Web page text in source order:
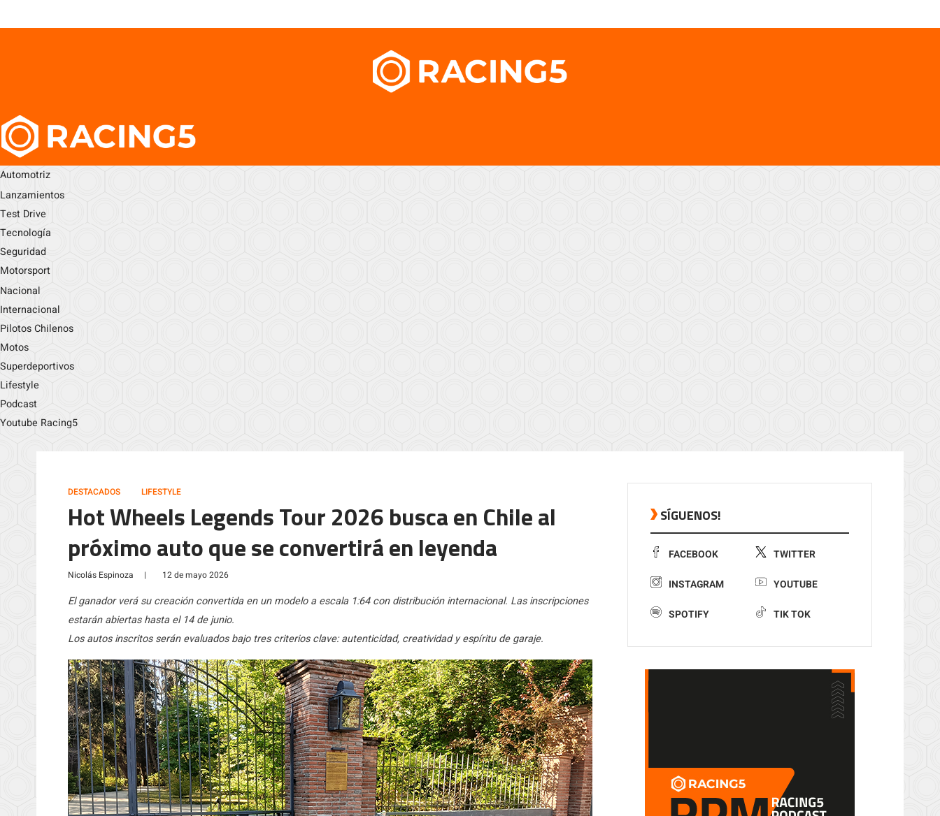
Automotriz
Lanzamientos
Test Drive
Tecnología
Seguridad
Motorsport
Nacional
Internacional
Pilotos Chilenos
Motos
Superdeportivos
Lifestyle
Podcast
Youtube Racing5
DESTACADOS LIFESTYLE
Hot Wheels Legends Tour 2026 busca en Chile al
próximo auto que se convertirá en leyenda
Nicolás Espinoza | 12 de mayo 2026
El ganador verá su creación convertida en un modelo a escala 1:64 con distribución internacional. Las inscripciones
estarán abiertas hasta el 14 de junio.
Los autos inscritos serán evaluados bajo tres criterios clave: autenticidad, creatividad y espíritu de garaje.
SÍGUENOS!
FACEBOOK TWITTER
INSTAGRAM YOUTUBE
SPOTIFY TIK TOK